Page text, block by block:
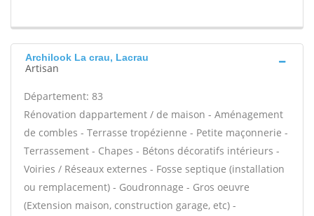
Archilook La crau, Lacrau
Artisan
Département: 83
Rénovation dappartement / de maison - Aménagement
de combles - Terrasse tropézienne - Petite maçonnerie -
Terrassement - Chapes - Bétons décoratifs intérieurs -
Voiries / Réseaux externes - Fosse septique (installation
ou remplacement) - Goudronnage - Gros oeuvre
(Extension maison, construction garage, etc) -